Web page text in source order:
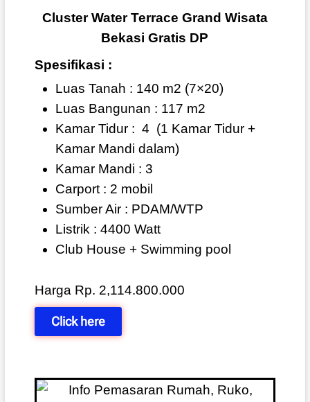
Cluster Water Terrace Grand Wisata
Bekasi Gratis DP
Spesifikasi :
Luas Tanah : 140 m2 (7×20)
Luas Bangunan : 117 m2
Kamar Tidur : 4 (1 Kamar Tidur +
Kamar Mandi dalam)
Kamar Mandi : 3
Carport : 2 mobil
Sumber Air : PDAM/WTP
Listrik : 4400 Watt
Club House + Swimming pool
Harga Rp. 2,114.800.000
Click here